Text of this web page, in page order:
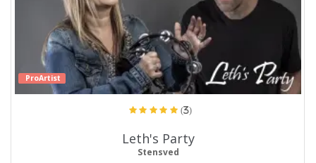
ProArtist
(3)
Leth's Party
Stensved